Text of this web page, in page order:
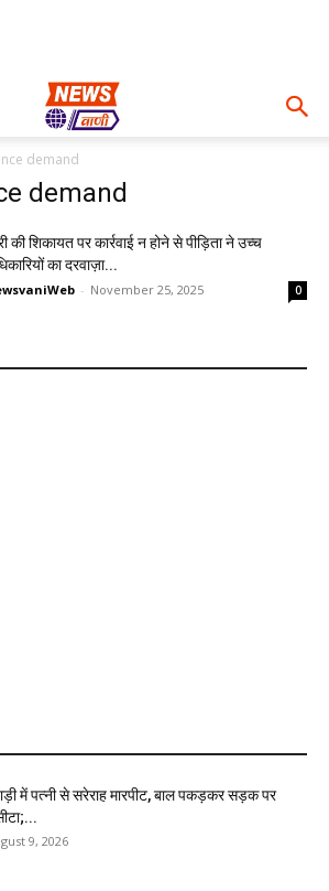
demand
demand
की शिकायत पर कार्रवाई न होने से पीड़िता ने उच्च
का दरवाज़ा...
- November 25, 2025 0
में पत्नी से सरेराह मारपीट, बाल पकड़कर सड़क पर
9, 2026